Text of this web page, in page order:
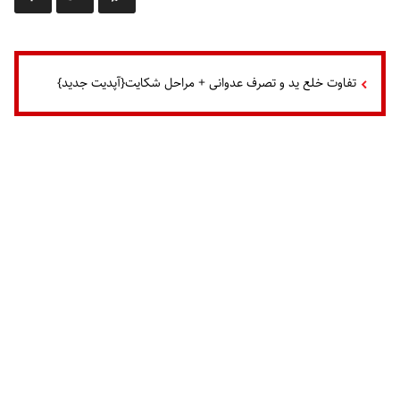
تفاوت خلع ید و تصرف عدوانی + مراحل شکایت{آپدیت جدید}